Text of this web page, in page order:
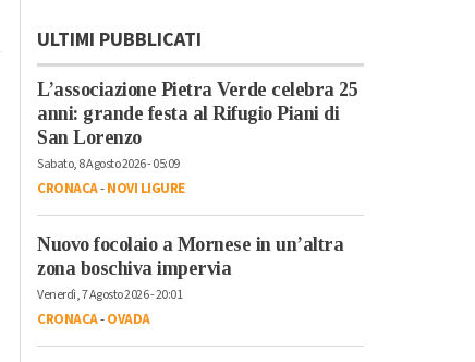
ULTIMI PUBBLICATI
L’associazione Pietra Verde celebra 25
anni: grande festa al Rifugio Piani di
San Lorenzo
Sabato, 8 Agosto 2026 - 05:09
CRONACA-NOVI LIGURE
Nuovo focolaio a Mornese in un’altra
zona boschiva impervia
Venerdì, 7 Agosto 2026 - 20:01
CRONACA-OVADA